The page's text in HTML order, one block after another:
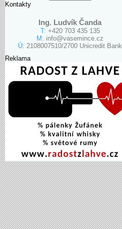
Kontakty
Ing. Ludvík Čanda
T: +420 703 435 135
M: info@vasemince.cz
Ú: 2108007510/2700 Unicredit Bank
Reklama